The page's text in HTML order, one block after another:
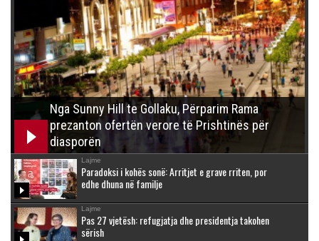
Nga Sunny Hill te Gollaku, Përparim Rama
prezanton ofertën verore të Prishtinës për
diasporën
Lajme
Paradoksi i kohës sonë: Arritjet e grave rriten, por
edhe dhuna në familje
Lajme
Pas 27 vjetësh: refugjatja dhe presidentja takohen
sërish